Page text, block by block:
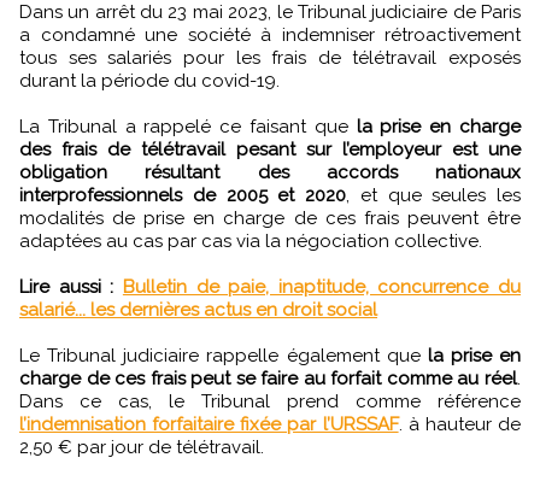
Dans un arrêt du 23 mai 2023, le Tribunal judiciaire de Paris
a condamné une société à indemniser rétroactivement
tous ses salariés pour les frais de télétravail exposés
durant la période du covid-19.
La Tribunal a rappelé ce faisant que la prise en charge
des frais de télétravail pesant sur l’employeur est une
obligation résultant des accords nationaux
interprofessionnels de 2005 et 2020, et que seules les
modalités de prise en charge de ces frais peuvent être
adaptées au cas par cas via la négociation collective.
Lire aussi : Bulletin de paie, inaptitude, concurrence du
salarié... les dernières actus en droit social
Le Tribunal judiciaire rappelle également que la prise en
charge de ces frais peut se faire au forfait comme au réel.
Dans ce cas, le Tribunal prend comme référence
l’indemnisation forfaitaire fixée par l’URSSAF. à hauteur de
2,50 € par jour de télétravail.